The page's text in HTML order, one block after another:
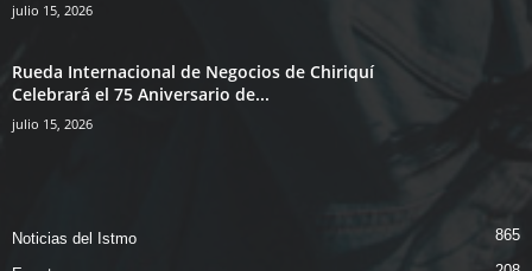
julio 15, 2026
Rueda Internacional de Negocios de Chiriquí
Celebrará el 75 Aniversario de...
julio 15, 2026
Noticias del Istmo 865